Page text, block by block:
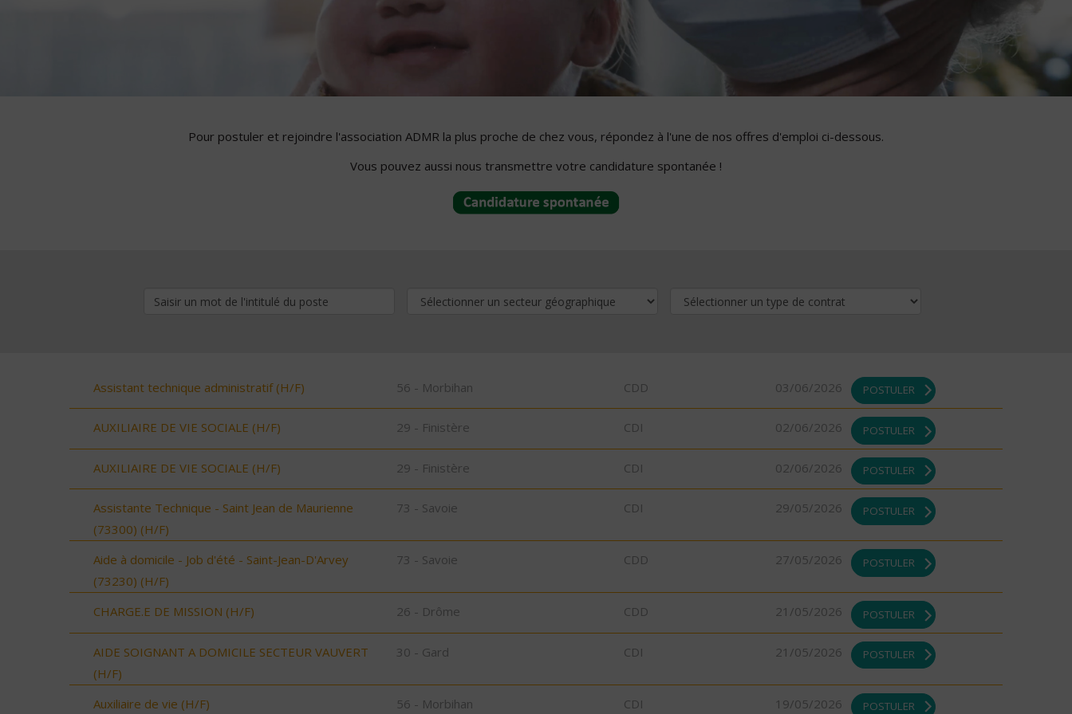
Pour postuler et rejoindre l'association ADMR la plus proche de chez vous, répondez à l'une de nos offres d'emploi ci-dessous.
Vous pouvez aussi nous transmettre votre candidature spontanée !
Assistant technique administratif (H/F) 56 - Morbihan CDD 03/06/2026 POSTULER
AUXILIAIRE DE VIE SOCIALE (H/F) 29 - Finistère CDI 02/06/2026 POSTULER
AUXILIAIRE DE VIE SOCIALE (H/F) 29 - Finistère CDI 02/06/2026 POSTULER
Assistante Technique - Saint Jean de Maurienne
(73300) (H/F)
73 - Savoie CDI 29/05/2026 POSTULER
Aide à domicile - Job d'été - Saint-Jean-D'Arvey
(73230) (H/F)
73 - Savoie CDD 27/05/2026 POSTULER
CHARGE.E DE MISSION (H/F) 26 - Drôme CDD 21/05/2026 POSTULER
AIDE SOIGNANT A DOMICILE SECTEUR VAUVERT
(H/F)
30 - Gard CDI 21/05/2026 POSTULER
Auxiliaire de vie (H/F) 56 - Morbihan CDI 19/05/2026 POSTULER